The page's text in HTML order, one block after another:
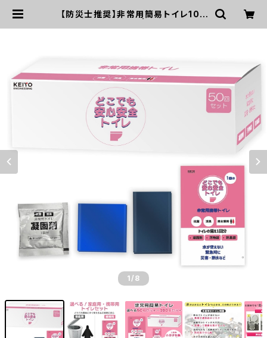
【防災士推奨】非常用簡易トイレ100
1 /8